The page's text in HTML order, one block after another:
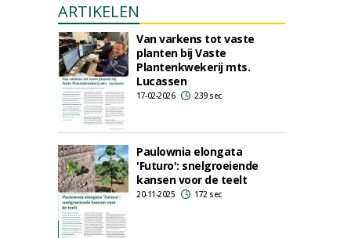
ARTIKELEN
Van varkens tot vaste
planten bij Vaste
Plantenkwekerij mts.
Lucassen
17-02-2026 239 sec
Paulownia elongata
'Futuro': snelgroeiende
kansen voor de teelt
20-11-2025 172 sec